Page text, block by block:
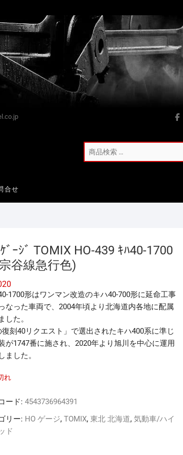
合せ
ﾞｰｼﾞ TOMIX HO-439 ｷﾊ40-1700
谷線急行色)
1700形はワンマン改造のキハ40-700形に延命工事
なった車両で、2004年頃より北海道内各地に配属
した。
復刻40リクエスト」で選出されたキハ400系に準じ
が1747番に施され、2020年より旭川を中心に運用
ました。
れ
ード:4543736964391
リー: HO ゲージ,TOMIX,東北 北海道,気動車/ハイ
ド